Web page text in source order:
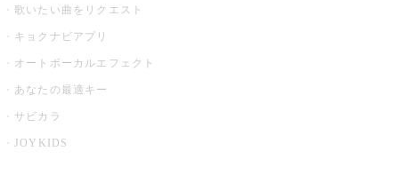
歌いたい曲をリクエスト
キョクナビアプリ
オートボーカルエフェクト
あなたの最適キー
サビカラ
JOYKIDS